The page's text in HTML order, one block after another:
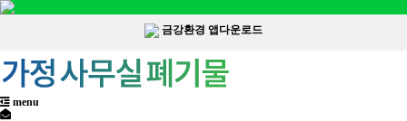
금강환경 앱다운로드
menu